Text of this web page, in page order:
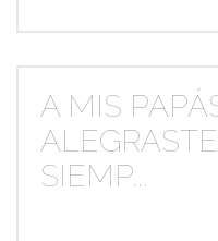
A MIS
SIEMP...